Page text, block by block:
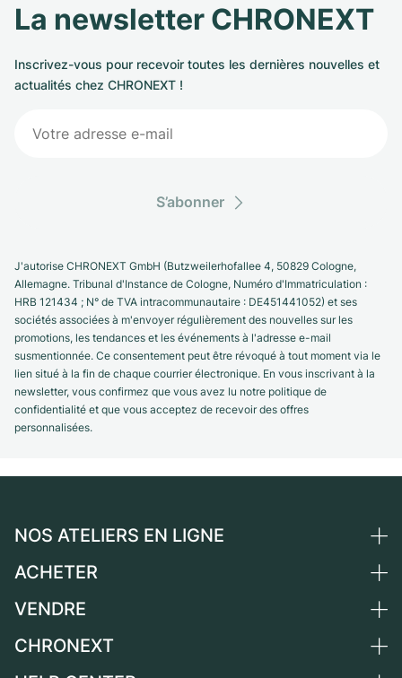
La newsletter CHRONEXT
Inscrivez-vous pour recevoir toutes les dernières nouvelles et
actualités chez CHRONEXT !
S’abonner
J'autorise CHRONEXT GmbH (Butzweilerhofallee 4, 50829 Cologne,
Allemagne. Tribunal d'Instance de Cologne, Numéro d'Immatriculation :
HRB 121434 ; N° de TVA intracommunautaire : DE451441052) et ses
sociétés associées à m'envoyer régulièrement des nouvelles sur les
promotions, les tendances et les événements à l'adresse e-mail
susmentionnée. Ce consentement peut être révoqué à tout moment via le
lien situé à la fin de chaque courrier électronique. En vous inscrivant à la
newsletter, vous confirmez que vous avez lu notre politique de
confidentialité et que vous acceptez de recevoir des offres
personnalisées.
NOS ATELIERS EN LIGNE
Allemagne
Suisse
ACHETER
Toutes les montres de luxe
VENDRE
Vendre une montre
CHRONEXT